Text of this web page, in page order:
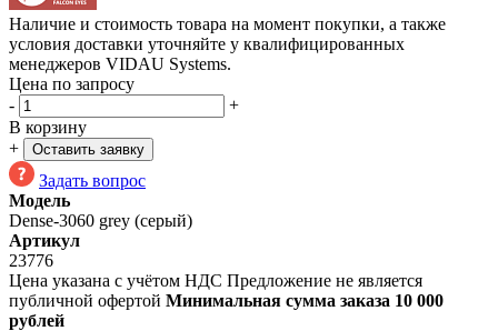
Наличие и стоимость товара на момент покупки, а также
условия доставки уточняйте у квалифицированных
менеджеров VIDAU Systems.
Цена по запросу
-
+
В корзину
+
Оставить заявку
Задать вопрос
Модель
Dense-3060 grey (серый)
Артикул
23776
Цена указана с учётом НДС Предложение не является
публичной офертой Минимальная сумма заказа 10 000
рублей